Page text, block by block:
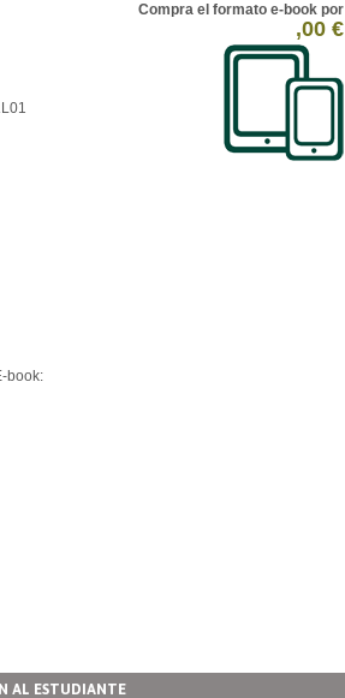
Compra el formato e-book por
,00 €
book:
AL ESTUDIANTE